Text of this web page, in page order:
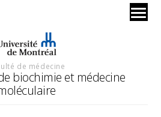
de médecine
biochimie et médecine